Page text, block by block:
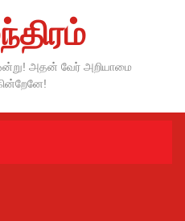
ஒன்று! அதன் வேர் அறியாமை